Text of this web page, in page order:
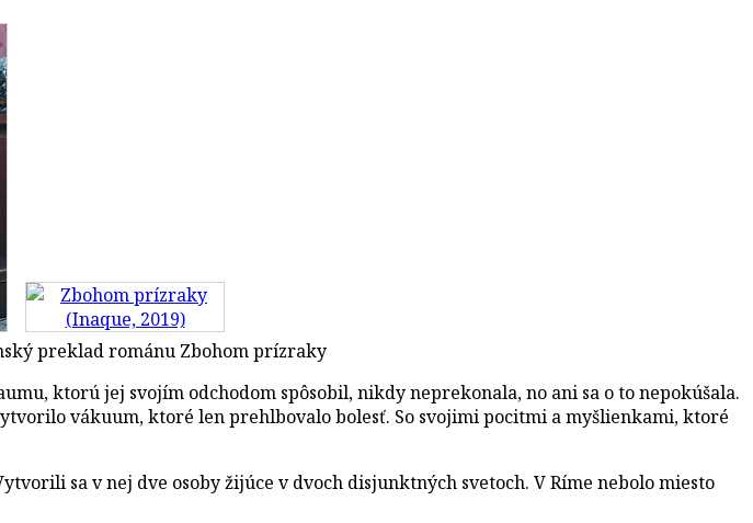
preklad románu Zbohom prízraky
ktorú jej svojím odchodom spôsobil, nikdy neprekonala, no ani sa o to nepokúšala.
vákuum, ktoré len prehlbovalo bolesť. So svojimi pocitmi a myšlienkami, ktoré
sa v nej dve osoby žijúce v dvoch disjunktných svetoch. V Ríme nebolo miesto